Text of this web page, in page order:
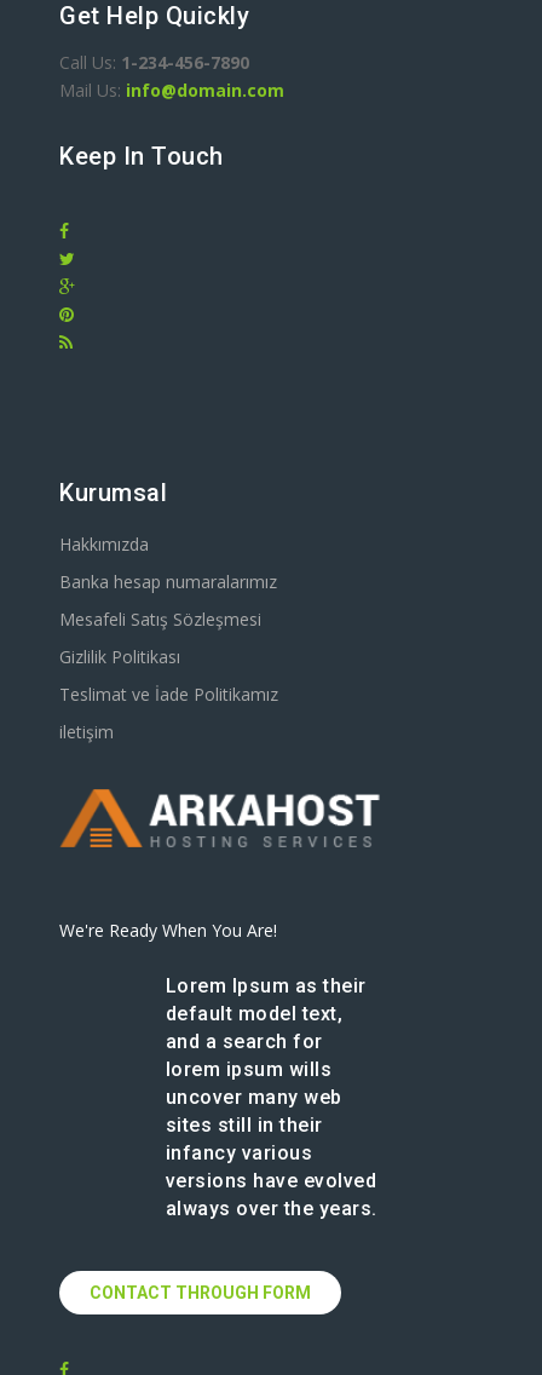
Get Help Quickly
Call Us: 1-234-456-7890
Mail Us: info@domain.com
Keep In Touch
Kurumsal
Hakkımızda
Banka hesap numaralarımız
Mesafeli Satış Sözleşmesi
Gizlilik Politikası
Teslimat ve İade Politikamız
iletişim
We're Ready When You Are!
Lorem Ipsum as their
default model text,
and a search for
lorem ipsum wills
uncover many web
sites still in their
infancy various
versions have evolved
always over the years.
CONTACT THROUGH FORM